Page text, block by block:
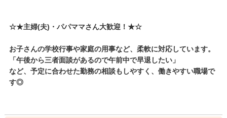
☆★主婦(夫)・パパママさん大歓迎！★☆
お子さんの学校行事や家庭の用事など、柔軟に対応しています。
「午後から三者面談があるので午前中で早退したい」
など、予定に合わせた勤務の相談もしやすく、働きやすい職場で
す◎